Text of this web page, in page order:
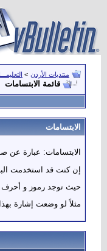
منتديات الأردن >
قائمة الابتسامات
الابتسامات
الابتسامات: عبارة عن
إن كنت قد استخدمت
حيث توجد رموز و أحرف
مثلاً لو وضعت إشارة